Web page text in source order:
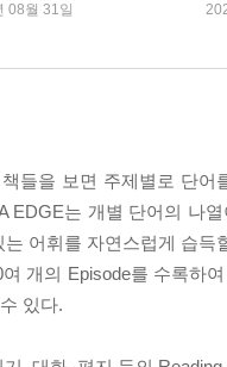
08월 31일
들을 보면 주제별로 단
EDGE는 개별 단어의 나
어휘를 자연스럽게 습
개의 Episode를 수록하
있다.